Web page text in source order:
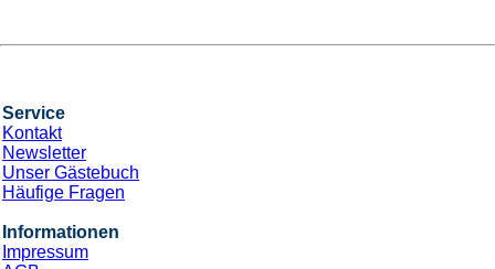
Service
Kontakt
Newsletter
Unser Gästebuch
Häufige Fragen
Informationen
Impressum